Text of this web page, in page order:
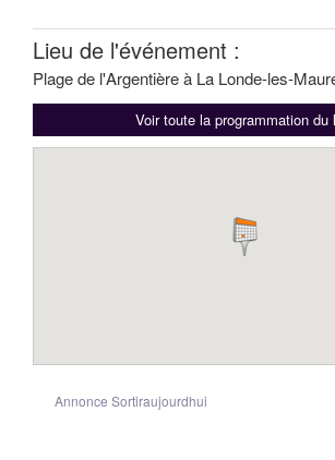
Lieu de l'événement :
Plage de l'Argentière à La Londe-les-
Voir toute la programmation du
Annonce Sortiraujourdhui